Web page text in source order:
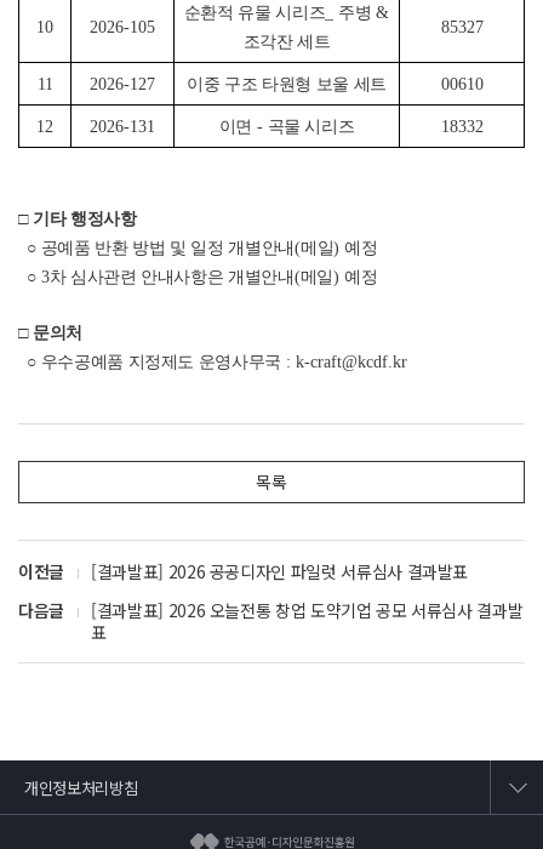
10 2026-105
순환적 유물 시리즈 주병&
조각잔 세트
85327
11 2026-127 이중 구조 타원형 보울 세트 00610
12 2026-131 이면 - 곡물 시리즈 18332
□ 기타 행정사항
○ 공예품 반환 방법 및 일정 개별안내 (메일)예정
○ 3차 심사관련 안내사항은 개별안내 (메일) 예정
□ 문의처
○ 우수공예품 지정제도 운영사무국 : k-craft@kcdf.kr
목록
이전글
[결과발표] 2026 공공디자인 파일럿 서류심사 결과발표
다음글
[결과발표] 2026 오늘전통 창업 도약기업 공모 서류심사 결과발
표
개인정보처리방침